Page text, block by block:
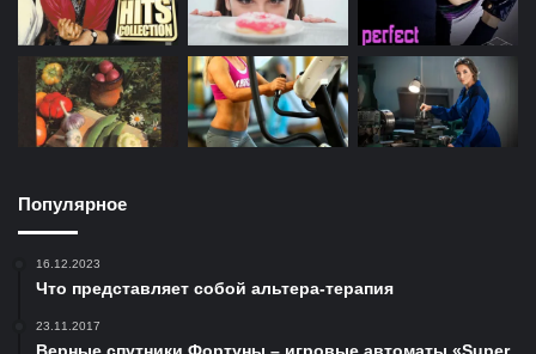
Популярное
16.12.2023
Что представляет собой альтера-терапия
23.11.2017